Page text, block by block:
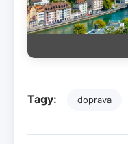
Tagy: doprava